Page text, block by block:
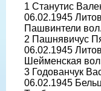
1 Станутис
06.02.1945
Пашвинтели
2 Пашнявичус
06.02.1945
Шейменская
3 Годованчук
06.02.1945